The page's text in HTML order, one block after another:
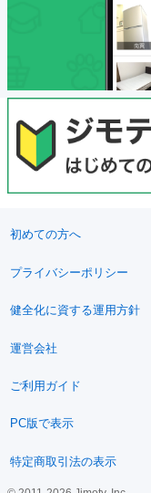
初めての方へ
プライバシーポリシー
健全化に資する運用方針
運営会社
ご利用ガイド
PC版で表示
特定商取引法の表示